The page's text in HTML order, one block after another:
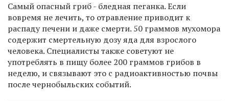
Самый опасный гриб - бледная пеганка. Если
вовремя не лечить, то отравление приводит к
распаду печени и даже смерти. 50 граммов мухомора
содержит смертельную дозу яда для взрослого
человека. Специалисты также советуют не
употреблять в пищу более 200 граммов грибов в
неделю, и связывают это с радиоактивностью почвы
после чернобыльских событий.